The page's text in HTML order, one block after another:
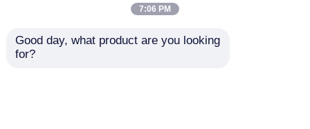
7:06 PM
Good day, what product are you looking
for?